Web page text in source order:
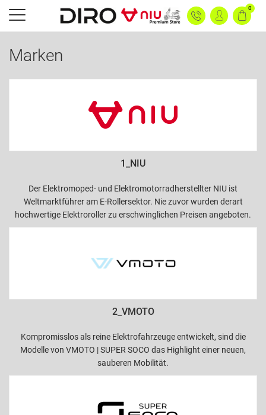
0
Marken
1_NIU
Der Elektromoped- und Elektromotorradherstellter NIU ist
Weltmarktführer am E-Rollersektor. Nie zuvor wurden derart
hochwertige Elektroroller zu erschwinglichen Preisen angeboten.
2_VMOTO
Kompromisslos als reine Elektrofahrzeuge entwickelt, sind die
Modelle von VMOTO | SUPER SOCO das Highlight einer neuen,
sauberen Mobilität.